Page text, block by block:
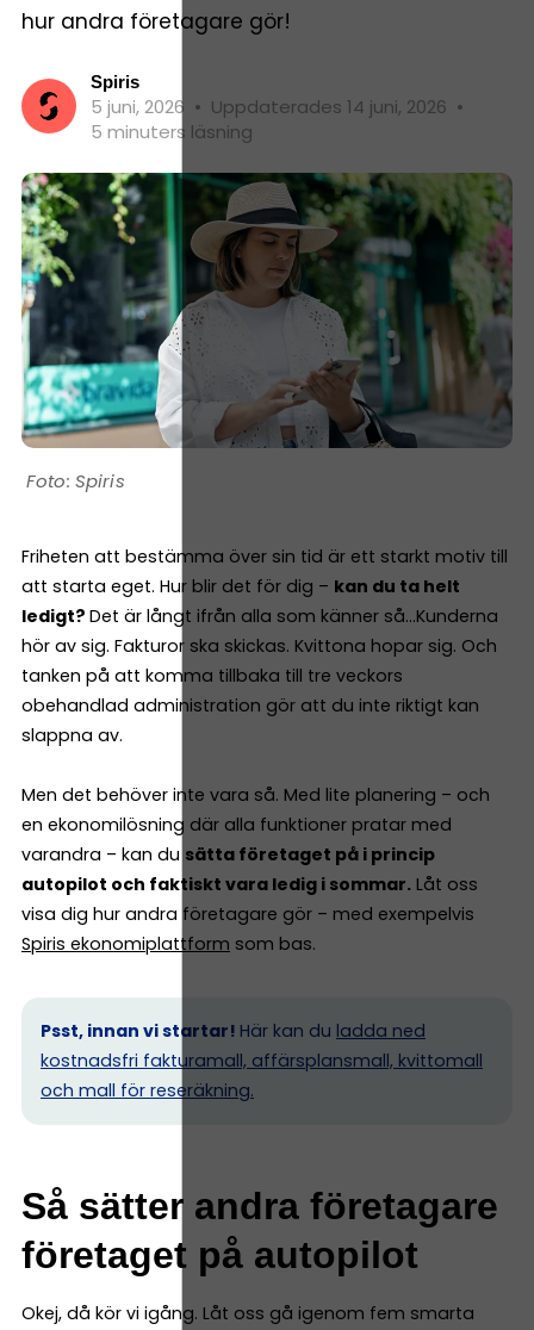
hur andra företagare gör!
Spiris
5 juni, 2026 • Uppdaterades 14 juni, 2026 •
5 minuters läsning
Spiris
Friheten att bestämma över sin tid är ett starkt motiv till
att starta eget. Hur blir det för dig – kan du ta helt
ledigt? Det är långt ifrån alla som känner så…Kunderna
hör av sig. Fakturor ska skickas. Kvittona hopar sig. Och
tanken på att komma tillbaka till tre veckors
obehandlad administration gör att du inte riktigt kan
slappna av.
Men det behöver inte vara så. Med lite planering – och
en ekonomilösning där alla funktioner pratar med
varandra – kan du sätta företaget på i princip
autopilot och faktiskt vara ledig i sommar. Låt oss
visa dig hur andra företagare gör – med exempelvis
Spiris ekonomiplattform som bas.
Psst, innan vi startar! Här kan du ladda ned
kostnadsfri fakturamall, affärsplansmall, kvittomall
och mall för reseräkning.
Så sätter andra företagare
företaget på autopilot
Okej, då kör vi igång. Låt oss gå igenom fem smarta